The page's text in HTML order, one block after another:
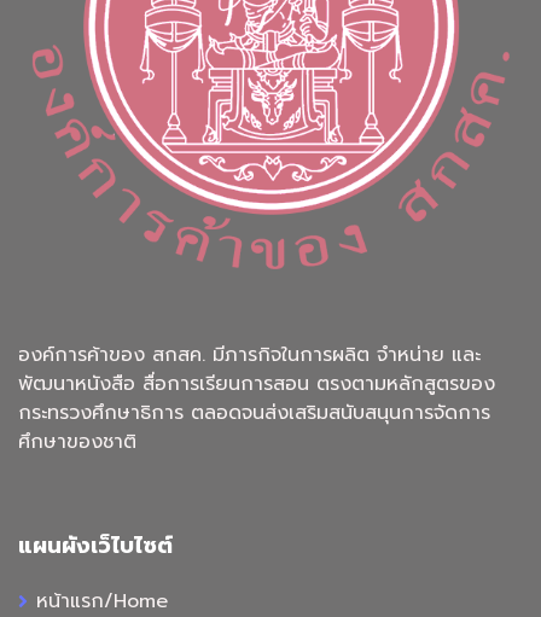
องค์การค้าของ สกสค. มีภารกิจในการผลิต จำหน่าย และ
พัฒนาหนังสือ สื่อการเรียนการสอน ตรงตามหลักสูตรของ
กระทรวงศึกษาธิการ ตลอดจนส่งเสริมสนับสนุนการจัดการ
ศึกษาของชาติ
แผนผังเว็ไบไซต์
หน้าแรก/Home